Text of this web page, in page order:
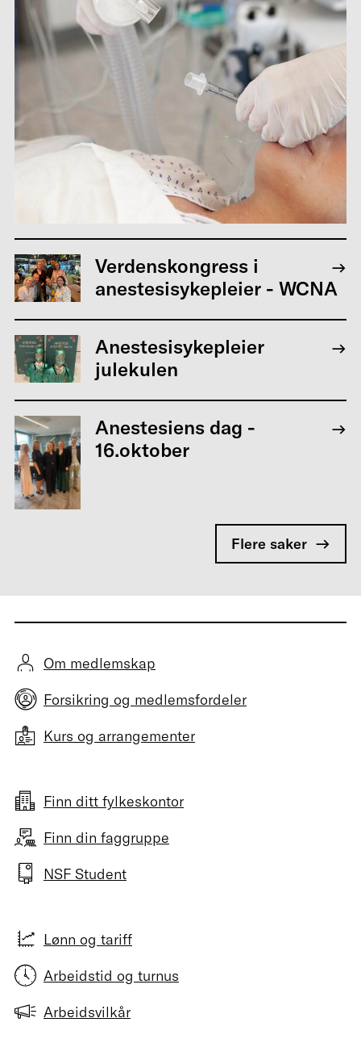
Verdenskongress i
anestesisykepleier - WCNA
Anestesisykepleier
julekulen
Anestesiens dag -
16.oktober
Flere saker
Om medlemskap
Forsikring og medlemsfordeler
Kurs og arrangementer
Finn ditt fylkeskontor
Finn din faggruppe
NSF Student
Lønn og tariff
Arbeidstid og turnus
Arbeidsvilkår